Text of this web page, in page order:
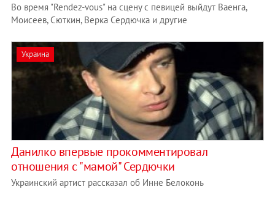
Во время "Rendez-vous" на сцену с певицей выйдут Ваенга,
Моисеев, Сюткин, Верка Сердючка и другие
Украина
Данилко впервые прокомментировал
отношения с "мамой" Сердючки
Украинский артист рассказал об Инне Белоконь